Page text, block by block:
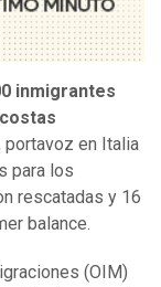
inmigrantes
portavoz en Italia
para los
rescatadas y 16
balance.
(OIM)